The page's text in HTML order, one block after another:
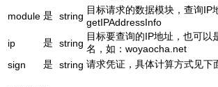
module 是 string
目标请求的数据模块，查询IP
getIPAddressInfo
ip
是 string
目标要查询的IP地址，也可以
名，如：woyaocha.net
sign
是 string 请求凭证，具体计算方式见下